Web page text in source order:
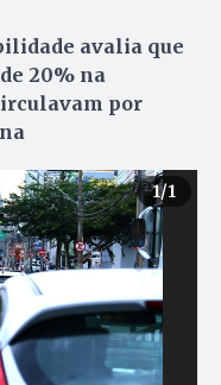
avalia que
20% na
por
1/1